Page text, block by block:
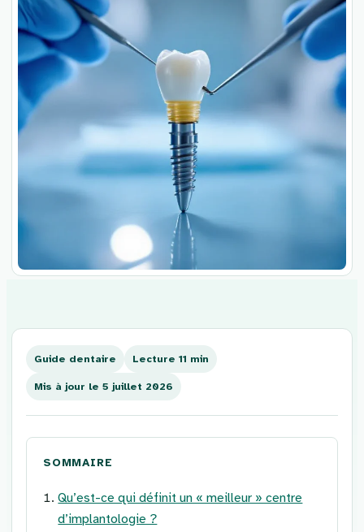
contenu
Guide dentaire Lecture 11 min
Mis à jour le 5 juillet 2026
SOMMAIRE
Qu’est-ce qui définit un « meilleur » centre
d’implantologie ?